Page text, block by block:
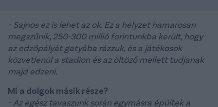
- Sajnos ez is lehet az ok. Ez a helyzet hamarosan
megszűnik, 250-300 millió forintunkba került, hogy
az edzőpályát gatyába rázzuk, és a játékosok
közvetlenül a stadion és az öltöző mellett tudjanak
majd edzeni.
Mi a dolgok másik része?
- Az egész tavaszunk során egymásra épültek a